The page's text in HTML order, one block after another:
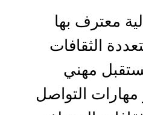
معترف بها
الثقافات
مهني
التواصل